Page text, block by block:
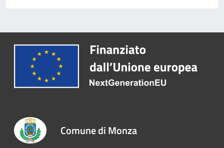
Comune di Monza